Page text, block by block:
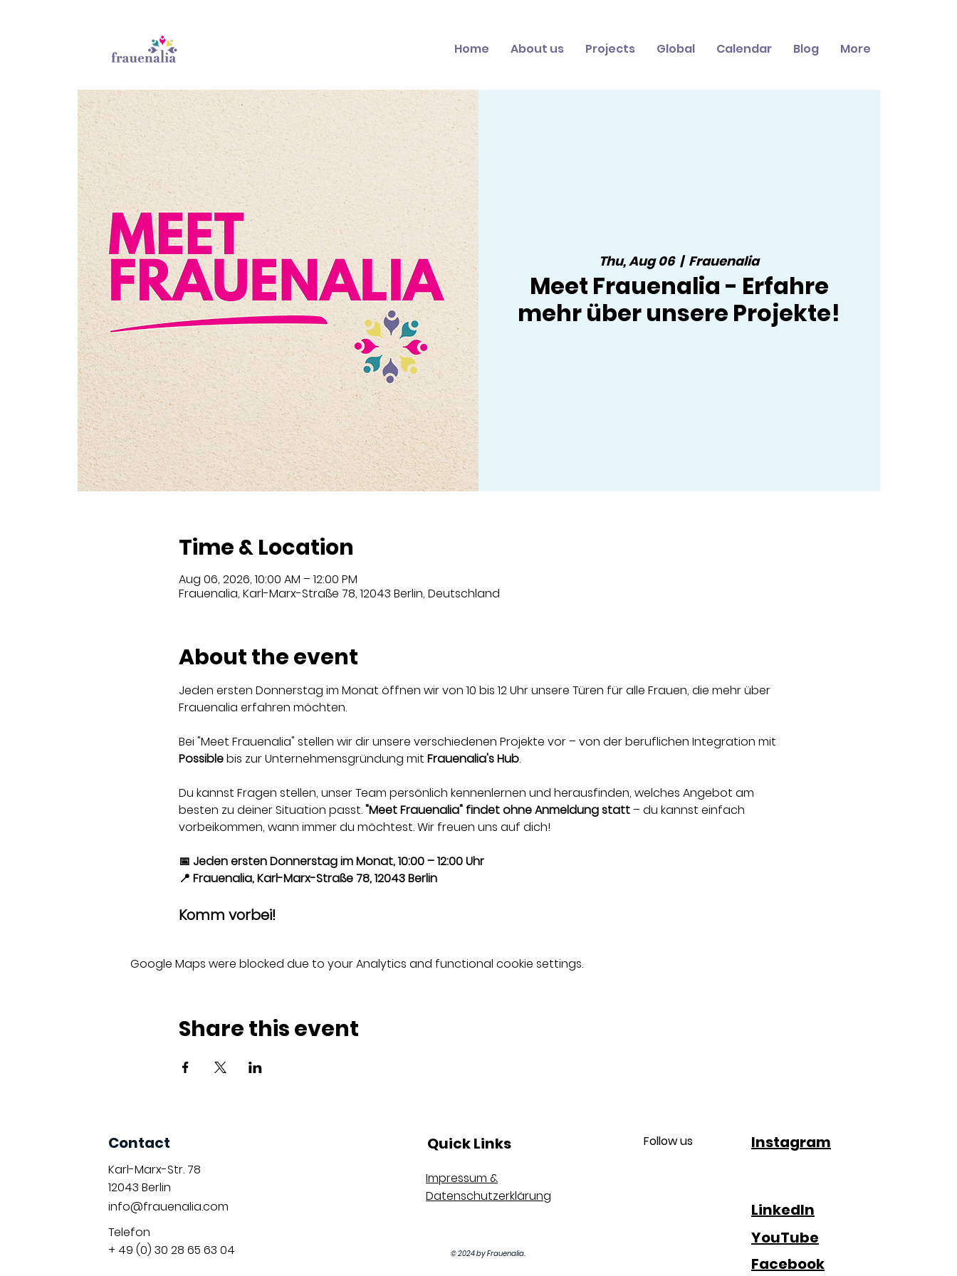
Home About us Projects Global Calendar Blog More
Thu, Aug 06
  |
Frauenalia
Meet Frauenalia - Erfahre
mehr über unsere Projekte!
Time & Location
Aug 06, 2026, 10:00 AM – 12:00 PM
Frauenalia, Karl-Marx-Straße 78, 12043 Berlin, Deutschland
About the event
Jeden ersten Donnerstag im Monat öffnen wir von 10 bis 12 Uhr unsere Türen für alle Frauen, die mehr über
Frauenalia erfahren möchten.
Bei "Meet Frauenalia" stellen wir dir unsere verschiedenen Projekte vor – von der beruflichen Integration mit
Possible bis zur Unternehmensgründung mit Frauenalia's Hub.
Du kannst Fragen stellen, unser Team persönlich kennenlernen und herausfinden, welches Angebot am
besten zu deiner Situation passt. "Meet Frauenalia" findet ohne Anmeldung statt – du kannst einfach
vorbeikommen, wann immer du möchtest. Wir freuen uns auf dich!
📅 Jeden ersten Donnerstag im Monat, 10:00 – 12:00 Uhr
📍 Frauenalia, Karl-Marx-Straße 78, 12043 Berlin
Komm vorbei!
Google Maps were blocked due to your Analytics and functional cookie settings.
Share this event
Contact
Karl-Marx-Str. 78
12043 Berlin
info@frauenalia.com
Telefon
+ 49 (0) 30 28 65 63 04
Quick Links
Impressum &
Datenschutzerklärung
Follow us Instagram
LinkedIn
YouTube
Facebook
© 2024 by Frauenalia.